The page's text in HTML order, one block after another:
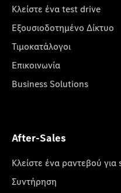
Κλείστε ένα test drive
Εξουσιοδοτημένο Δίκτυο
Τιμοκατάλογοι
Επικοινωνία
Business Solutions
After-Sales
Κλείστε ένα ραντεβού για
Συντήρηση